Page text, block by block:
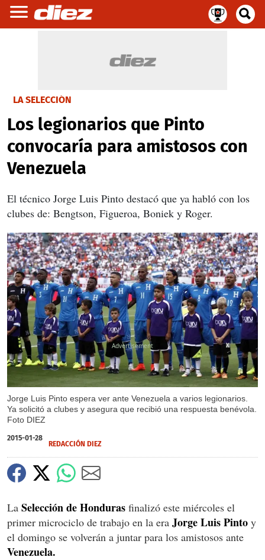
LA SELECCIÓN
Los legionarios que Pinto
convocaría para amistosos con
Venezuela
El técnico Jorge Luis Pinto destacó que ya habló con los
clubes de: Bengtson, Figueroa, Boniek y Roger.
Jorge Luis Pinto espera ver ante Venezuela a varios legionarios.
Ya solicitó a clubes y asegura que recibió una respuesta benévola.
Foto DIEZ
X
2015-01-28
REDACCIÓN DIEZ
La Selección de Honduras finalizó este miércoles el
primer microciclo de trabajo en la era Jorge Luis Pinto y
el domingo se volverán a juntar para los amistosos ante
Venezuela.